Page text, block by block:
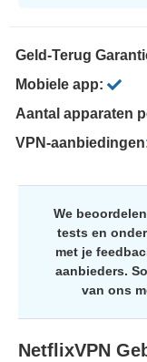
Geld-Terug
Mobiele app:
Aantal apparaten
VPN-
We
tests en
met je
aanbieders.
van ons
NetflixVPN